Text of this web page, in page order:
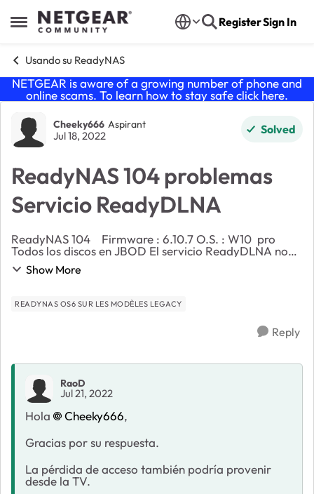
Open Side Menu
Skip to content RegisterSign In
Usando su ReadyNAS
NETGEAR is aware of a growing number of phone and
online scams. To learn how to stay safe click here.
Forum Discussion
Cheeky666 Aspirant
Jul 18, 2022 Solved
ReadyNAS 104 problemas
Servicio ReadyDLNA
ReadyNAS 104 Firmware : 6.10.7 O.S. : W10 pro
Todos los discos en JBOD El servicio ReadyDLNA no
Show More
READYNAS OS6 SUR LES MODÈLES LEGACY
Reply
RaoD
Jul 21, 2022
Hola Cheeky666,
Gracias por su respuesta.
La pérdida de acceso también podría provenir
desde la TV.